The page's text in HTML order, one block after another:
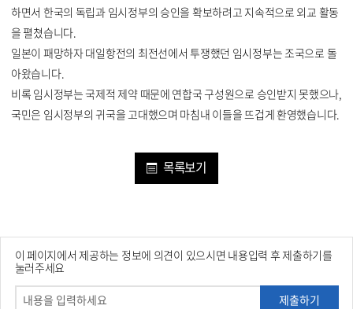
하면서 한국의 독립과 임시정부의 승인을 확보하려고 지속적으로 외교 활동
을 펼쳤습니다.
일본이 패망하자 대일항전의 최전선에서 투쟁했던 임시정부는 조국으로 돌
아왔습니다.
비록 임시정부는 국제적 제약 때문에 연합국 구성원으로 승인받지 못했으나,
국민은 임시정부의 귀국을 고대했으며 마침내 이들을 뜨겁게 환영했습니다.
목록보기
이 페이지에서 제공하는 정보에 의견이 있으시면 내용입력 후 제출하기를
눌러주세요
제출하기